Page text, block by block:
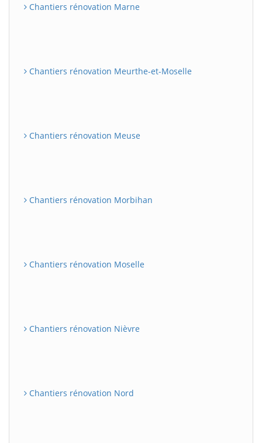
Chantiers rénovation Marne
Chantiers rénovation Meurthe-et-Moselle
Chantiers rénovation Meuse
Chantiers rénovation Morbihan
Chantiers rénovation Moselle
Chantiers rénovation Nièvre
Chantiers rénovation Nord